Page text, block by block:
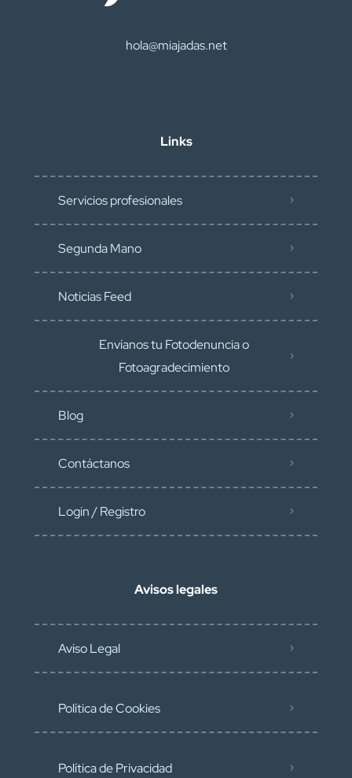
hola@miajadas.net
Links
Servicios profesionales
Segunda Mano
Noticias Feed
Envíanos tu Fotodenuncia o
Fotoagradecimiento
Blog
Contáctanos
Login / Registro
Avisos legales
Aviso Legal
Política de Cookies
Política de Privacidad